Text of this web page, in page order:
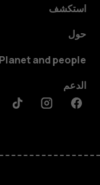
استكشف
حول
Planet and people
الدعم
Facebook
Instagram